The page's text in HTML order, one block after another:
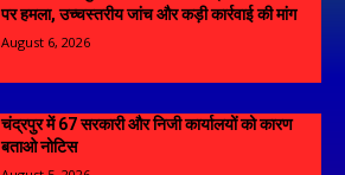
पर हमला, उच्चस्तरीय जांच और कड़ी कार्रवाई की मांग
August 6, 2026
चंद्रपुर में 67 सरकारी और निजी कार्यालयों को कारण
बताओ नोटिस